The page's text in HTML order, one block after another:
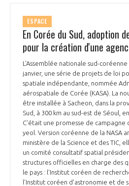
COMPÉTITIVITÉ
EMPLOI & FORMATION
ENVIRONNEMENT
INNOVATION
INTERNATIONALISATION
LES PUBLICATIONS
DOCUMENTS & BROCHURES
RAPPORTS D'ACTIVITÉS
ESPACE
En Corée du Sud, adoption
pour la création d'une
L'Assemblée nationale sud-
janvier, une série de projets de loi
spatiale indépendante, nommée
aérospatiale de Corée (KASA). La
être installée à Sacheon, dans la
Sud, à 300 km au sud-est de Séoul,
C'était une promesse de campagne
yeol. Version coréenne de la NASA
ministère de la Science et des TIC,
un comité consultatif spatial
structures officielles en charge des
le pays : l'Institut coréen de
l'Institut coréen d'astronomie et de